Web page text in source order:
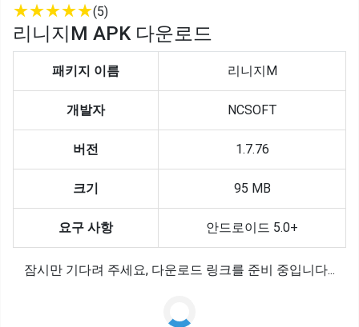
★★★★★(5)
리니지M APK 다운로드
패키지 이름 리니지M
개발자 NCSOFT
버전 1.7.76
크기 95 MB
요구 사항 안드로이드 5.0+
잠시만 기다려 주세요, 다운로드 링크를 준비 중입니다...